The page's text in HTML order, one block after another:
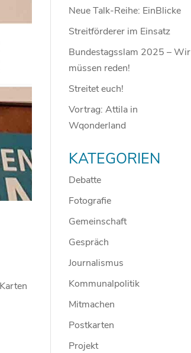
Neue Talk-Reihe: EinBlicke
Streitförderer im Einsatz
Bundestagsslam 2025 – Wir
müssen reden!
Streitet euch!
Vortrag: Attila in
Wqonderland
KATEGORIEN
Debatte
Fotografie
Gemeinschaft
Gespräch
Journalismus
Kommunalpolitik
Mitmachen
Postkarten
Projekt